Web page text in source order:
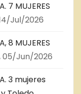
7 MUJERES
Jul/2026
8 MUJERES
05/Jun/2026
3 mujeres